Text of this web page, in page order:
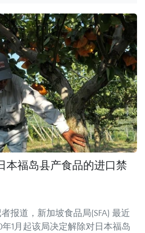
本福岛县产食品的进口禁
报道，新加坡食品局(SFA) 最近
1月起该局决定解除对日本福岛